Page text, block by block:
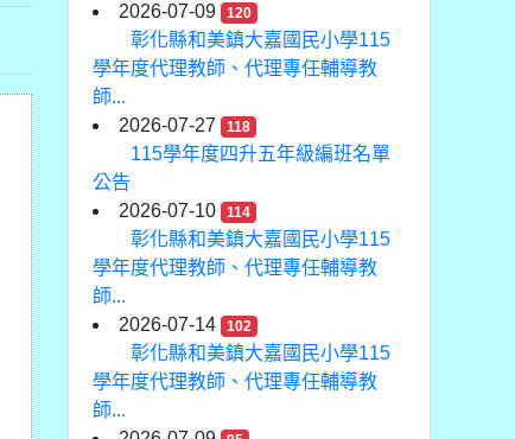
2026-07-09
120
彰化縣和美鎮大嘉國民小學115
學年度代理教師、代理專任輔導教
師...
2026-07-27
118
115學年度四升五年級編班名單
公告
2026-07-10
114
彰化縣和美鎮大嘉國民小學115
學年度代理教師、代理專任輔導教
師...
2026-07-14
102
彰化縣和美鎮大嘉國民小學115
學年度代理教師、代理專任輔導教
師...